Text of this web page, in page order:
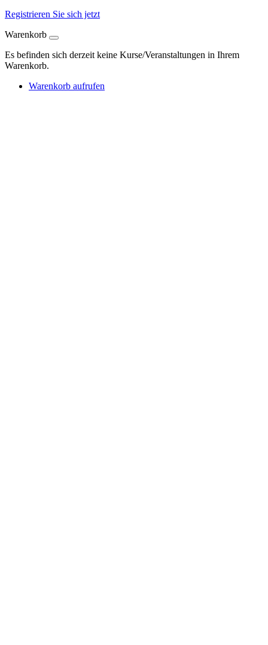
Registrieren Sie sich jetzt
Warenkorb
Es befinden sich derzeit keine Kurse/Veranstaltungen in Ihrem
Warenkorb.
Warenkorb aufrufen